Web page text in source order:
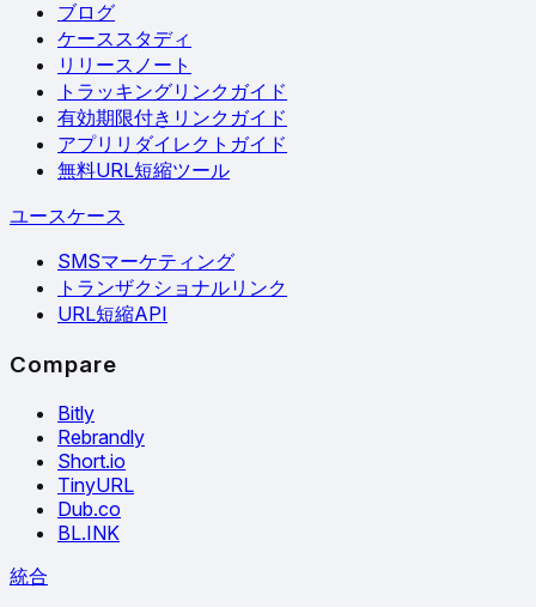
ブログ
ケーススタディ
リリースノート
トラッキングリンクガイド
有効期限付きリンクガイド
アプリリダイレクトガイド
無料URL短縮ツール
ユースケース
SMSマーケティング
トランザクショナルリンク
URL短縮API
Compare
Bitly
Rebrandly
Short.io
TinyURL
Dub.co
BL.INK
統合